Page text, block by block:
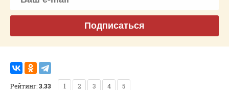
Подписаться
Рейтинг:3.33 1 2 3 4 5